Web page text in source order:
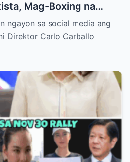
Mag-Boxing na
ngayon sa social media ang
Direktor Carlo Carballo